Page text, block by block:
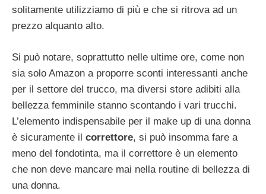
solitamente utilizziamo di più e che si ritrova ad un
prezzo alquanto alto.
Si può notare, soprattutto nelle ultime ore, come non
sia solo Amazon a proporre sconti interessanti anche
per il settore del trucco, ma diversi store adibiti alla
bellezza femminile stanno scontando i vari trucchi.
L’elemento indispensabile per il make up di una donna
è sicuramente il correttore, si può insomma fare a
meno del fondotinta, ma il correttore è un elemento
che non deve mancare mai nella routine di bellezza di
una donna.